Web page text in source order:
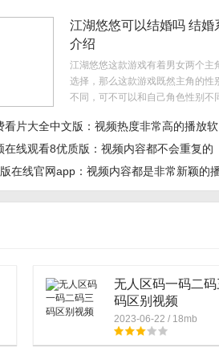
江湖悠悠可以结婚吗 结婚
介绍
江湖悠悠这款游戏有着男女两个主
选择，那么这款游戏既然主角的性
不同，可不可以和自己角色性别不
就给大家介绍一下江湖悠悠有没有
系统，一起来看看吧。..
看片大全中文版：视频热度非常高的播放软
在线观看8优质版：视频内容都不会重复的
在线官网app：视频内容都是非常新颖的
无人区码一码二码
码区别视频
2023-06-22 / 18mb